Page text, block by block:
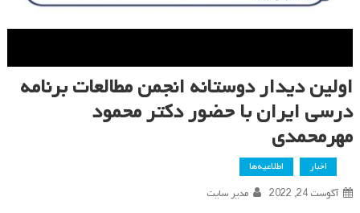
اولین دیدار دوستانه انجمن مطالعات برنامه
درسی ایران با حضور دکتر محمود
مهرمحمدی
اخبار اطلاعیه‌ها
آگوست 24, 2022 مدیر سایت